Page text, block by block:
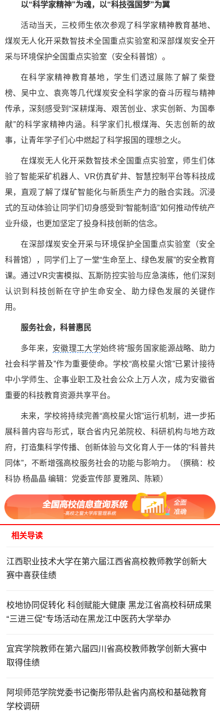
以“科学家精神”为魂，以“科技强国梦”为翼
活动当天，三校师生依次参观了科学家精神教育基地、
煤炭无人化开采数智技术全国重点实验室和深部煤炭安全开
采与环境保护全国重点实验室（安全科普馆）。
在科学家精神教育基地，学生们透过展陈了解了柴登
榜、吴中立、袁亮等几代煤炭安全科学家的奋斗历程与精神
传承，深刻感受到“深耕煤海、艰苦创业、求实创新、为国奉
献”的科学家精神内涵。科学家们扎根煤海、矢志创新的故
事，让青年学子们心中燃起了科学报国的理想之火。
在煤炭无人化开采数智技术全国重点实验室，师生们体
验了智能采矿机器人、VR仿真矿井、智慧控制平台等科技成
果，直观了解了煤矿智能化与新质生产力的融合实践。沉浸
式的互动体验让同学们切身感受到“智能制造”如何推动传统产
业升级，也更加坚定了投身科技创新的信念。
在深部煤炭安全开采与环境保护全国重点实验室（安全
科普馆），同学们上了一堂“生命至上、绿色发展”的安全教育
课。通过VR灾害模拟、瓦斯防控实验与应急演练，他们深刻
认识到科技创新在守护生命安全、助力绿色发展的关键作
用。
服务社会，科普惠民
多年来， 安徽理工大学始终将“服务国家能源战略、助力
社会科学普及”作为重要使命。学校“高校星火馆”已累计接待
中小学师生、企事业职工及社会公众上万人次，成为安徽省
重要的科技教育资源共享平台。
未来，学校将持续完善“高校星火馆”运行机制，进一步拓
展科普内容与形式，联合省内兄弟院校、科研机构与地方政
府，打造集科学传播、创新体验与文化育人于一体的“科普共
同体”，不断增强高校服务社会的功能与影响力。（撰稿：校
科协 杨晶晶 编辑：党委宣传部 夏雅凤、陈颖）
相关导读
江西职业技术大学在第六届江西省高校教师教学创新大
赛中喜获佳绩
校地协同促转化 科创赋能大健康 黑龙江省高校科研成果
“三进三促”专场活动在黑龙江中医药大学举办
宜宾学院教师在第六届四川省高校教师教学创新大赛中
取得佳绩
阿坝师范学院党委书记衡彤带队赴省内高校和基础教育
学校调研